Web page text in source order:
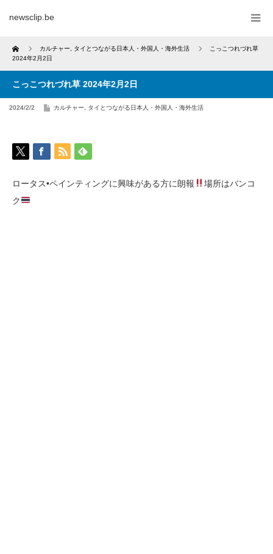
newsclip.be
Home カルチャー タイとつながる日本人・外国人・海外生活
こっこつれづれ草
2024年2月2日
こっこつれづれ草 2024年2月2日
2024/2/2 カルチャー タイとつながる日本人・外国人・海外生活
ロータス•ペインティングに興味がある方に朗報
場所はバンコ
ク